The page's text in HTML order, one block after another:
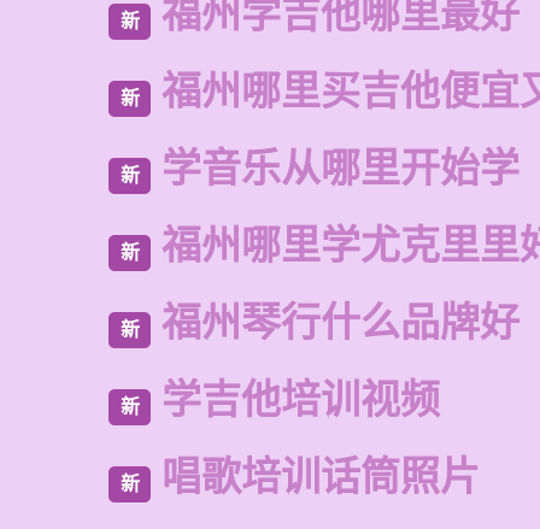
新 福州学吉他哪里最好
新 福州哪里买吉他便宜
新 学音乐从哪里开始学
新 福州哪里学尤克里里
新 福州琴行什么品牌好
新 学吉他培训视频
新 唱歌培训话筒照片